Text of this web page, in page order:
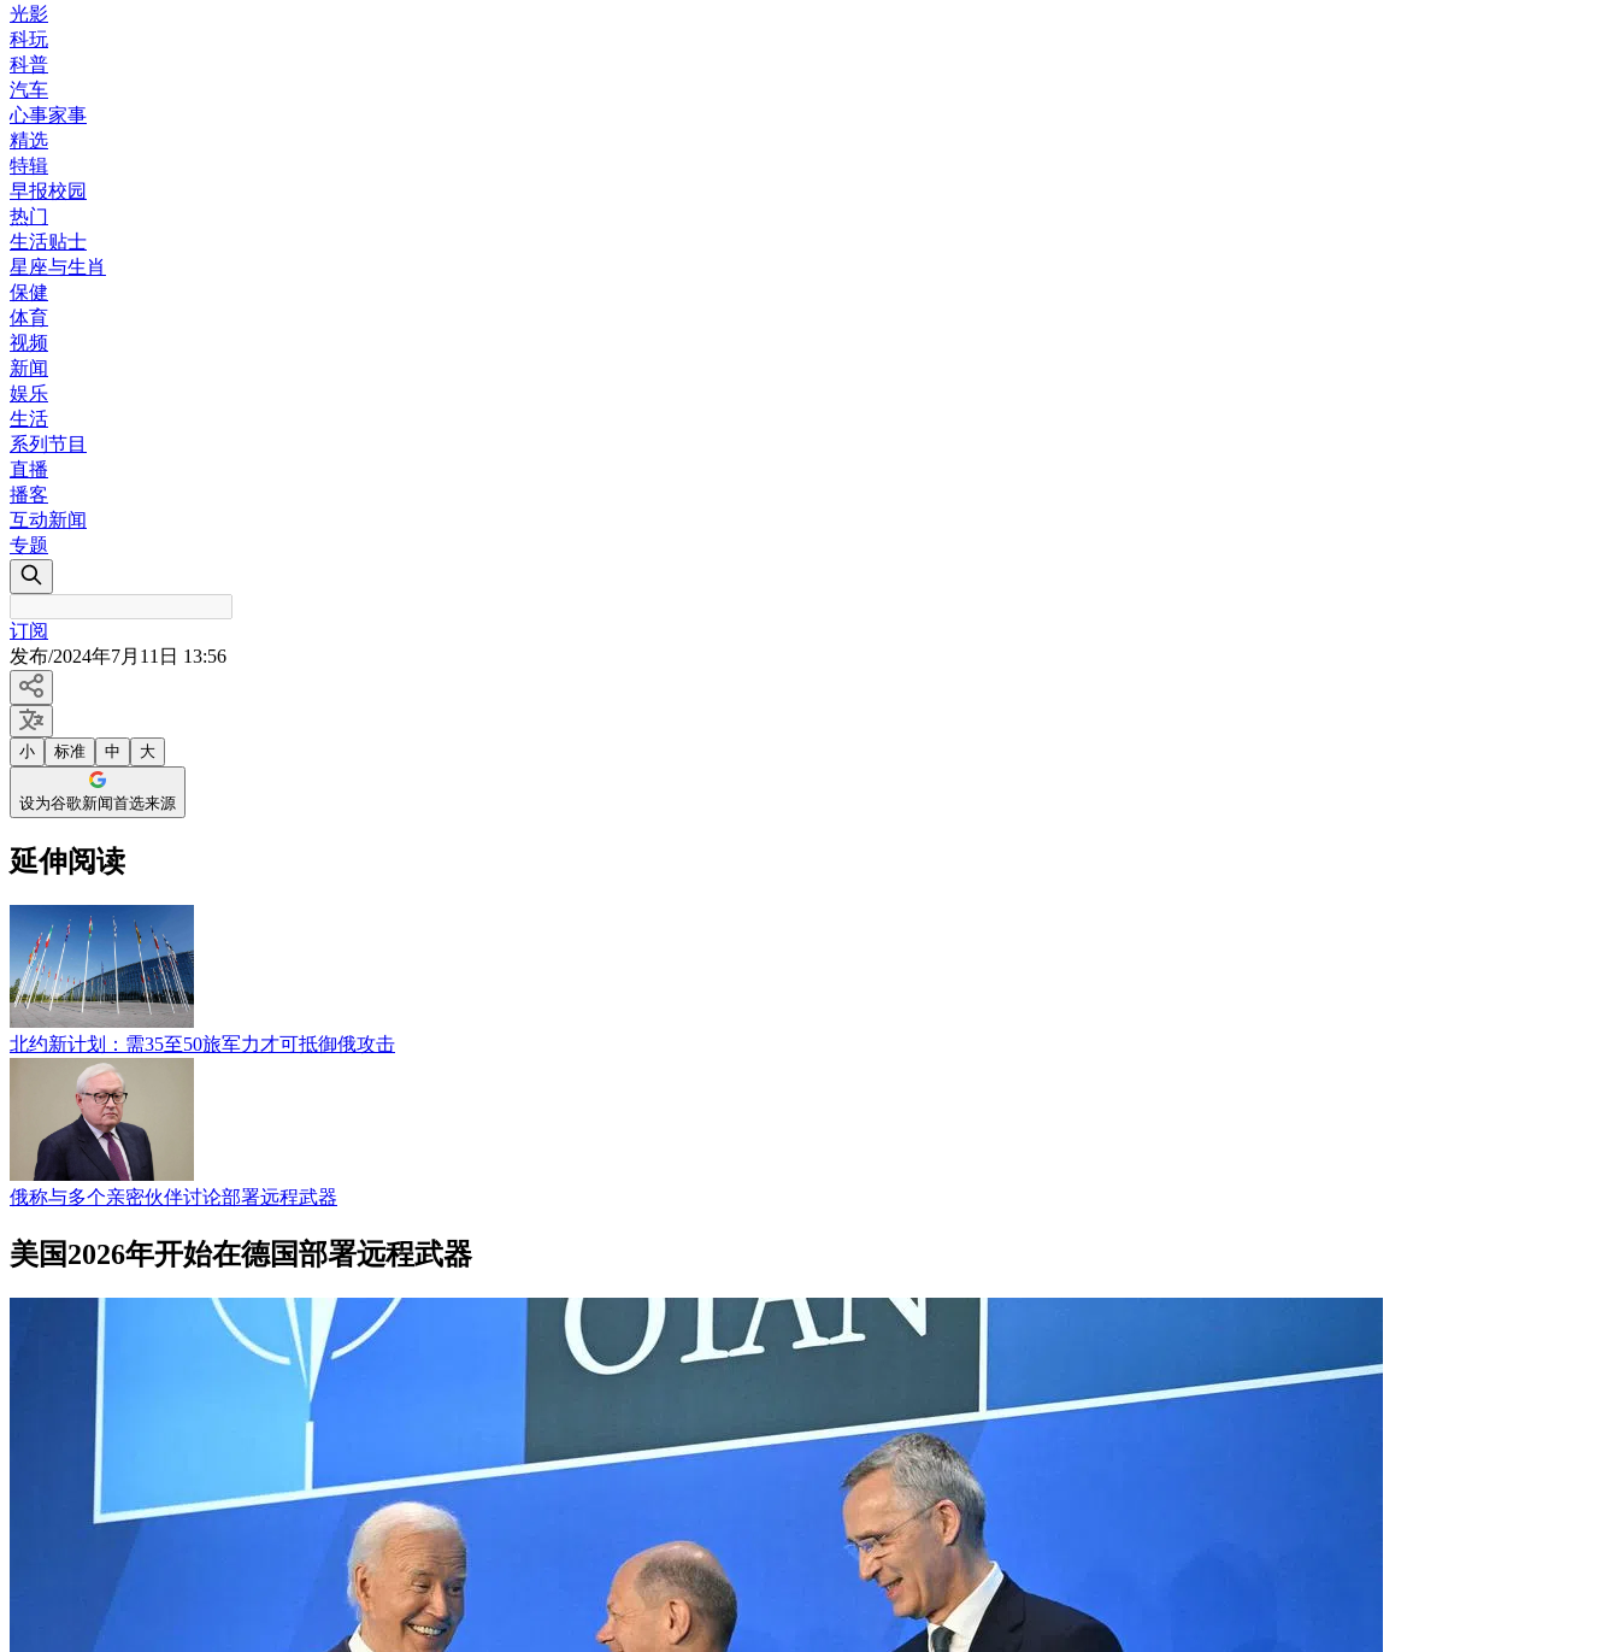
光影
科玩
科普
汽车
心事家事
精选
特辑
早报校园
热门
生活贴士
星座与生肖
保健
体育
视频
新闻
娱乐
生活
系列节目
直播
播客
互动新闻
专题
订阅
发布/2024年7月11日 13:56
小 标准 中 大
设为谷歌新闻首选来源
延伸阅读
北约新计划：需35至50旅军力才可抵御俄攻击
俄称与多个亲密伙伴讨论部署远程武器
美国2026年开始在德国部署远程武器